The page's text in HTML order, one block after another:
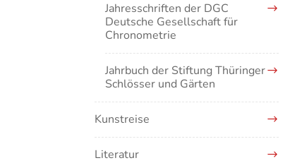
Kunstführer M
Kunstführer NO
Kunstführer PQ
Kunstführer R
Kunstführer S
Jahresschriften der DGC
Deutsche Gesellschaft für
Chronometrie
Jahrbuch der Stiftung Thüringer
Schlösser und Gärten
Kunstreise
Literatur